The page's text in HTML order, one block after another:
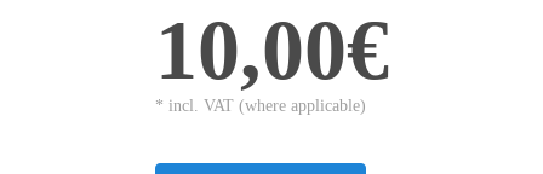
10,00€
* incl. VAT (where applicable)